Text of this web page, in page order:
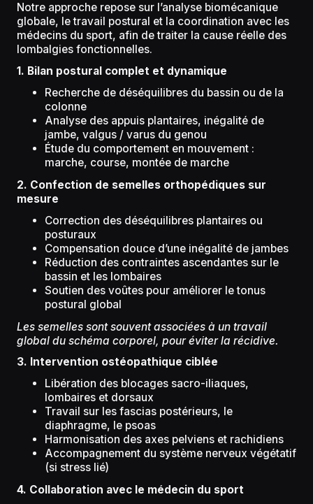
Notre approche repose sur l’analyse biomécanique
globale, le travail postural et la coordination avec les
médecins du sport, afin de traiter la cause réelle des
lombalgies fonctionnelles.
1. Bilan postural complet et dynamique
Recherche de déséquilibres du bassin ou de la
colonne
Analyse des appuis plantaires, inégalité de
jambe, valgus / varus du genou
Étude du comportement en mouvement :
marche, course, montée de marche
2. Confection de semelles orthopédiques sur
mesure
Correction des déséquilibres plantaires ou
posturaux
Compensation douce d’une inégalité de jambes
Réduction des contraintes ascendantes sur le
bassin et les lombaires
Soutien des voûtes pour améliorer le tonus
postural global
Les semelles sont souvent associées à un travail
global du schéma corporel, pour éviter la récidive.
3. Intervention ostéopathique ciblée
Libération des blocages sacro-iliaques,
lombaires et dorsaux
Travail sur les fascias postérieurs, le
diaphragme, le psoas
Harmonisation des axes pelviens et rachidiens
Accompagnement du système nerveux végétatif
(si stress lié)
4. Collaboration avec le médecin du sport